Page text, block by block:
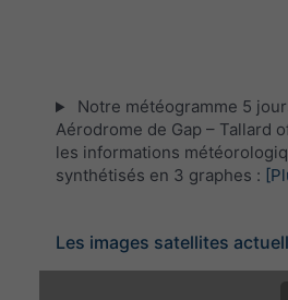
Notre météogramme 5
Aérodrome de Gap – Tallard
les informations
synthétisés en 3 graphes :
Les images satellites